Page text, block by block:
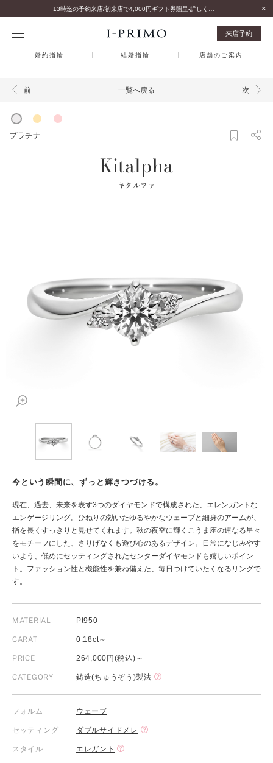
来店予約
婚約指輪 結婚指輪 店舗のご案内
前 一覧へ戻る 次
プラチナ
Kitalpha
キタルファ
今という瞬間に、ずっと輝きつづける。
現在、過去、未来を表す3つのダイヤモンドで構成された、エレンガントな
エンゲージリング。ひねりの効いたゆるやかなウェーブと細身のアームが、
指を長くすっきりと見せてくれます。秋の夜空に輝くこうま座の連なる星々
をモチーフにした、さりげなくも遊び心のあるデザイン。日常になじみやす
いよう、低めにセッティングされたセンターダイヤモンドも嬉しいポイン
ト。ファッション性と機能性を兼ね備えた、毎日つけていたくなるリングで
す。
MATERIAL Pt950
CARAT 0.18ct～
PRICE 264,000円(税込)～
CATEGORY 鋳造(ちゅうぞう)製法
フォルム ウェーブ
セッティング ダブルサイドメレ
スタイル エレガント